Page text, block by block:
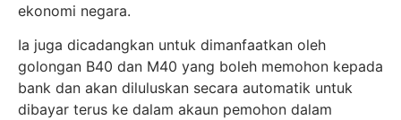
ekonomi negara.
Ia juga dicadangkan untuk dimanfaatkan oleh
golongan B40 dan M40 yang boleh memohon kepada
bank dan akan diluluskan secara automatik untuk
dibayar terus ke dalam akaun pemohon dalam